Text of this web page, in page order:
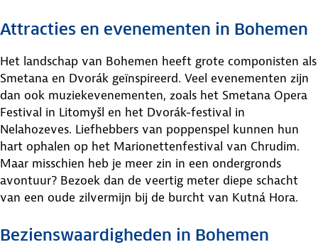
Attracties en evenementen in Bohemen
Het landschap van Bohemen heeft grote componisten als
Smetana en Dvorák geïnspireerd. Veel evenementen zijn
dan ook muziekevenementen, zoals het Smetana Opera
Festival in Litomyšl en het Dvorák-festival in
Nelahozeves. Liefhebbers van poppenspel kunnen hun
hart ophalen op het Marionettenfestival van Chrudim.
Maar misschien heb je meer zin in een ondergronds
avontuur? Bezoek dan de veertig meter diepe schacht
van een oude zilvermijn bij de burcht van Kutná Hora.
Bezienswaardigheden in Bohemen